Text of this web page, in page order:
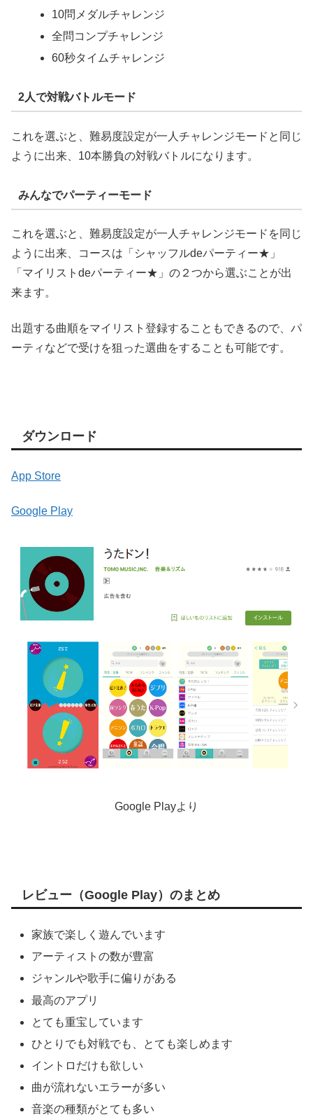
10問メダルチャレンジ
全問コンプチャレンジ
60秒タイムチャレンジ
2人で対戦バトルモード
これを選ぶと、難易度設定が一人チャレンジモードと同じ
ように出来、10本勝負の対戦バトルになります。
みんなでパーティーモード
これを選ぶと、難易度設定が一人チャレンジモードを同じ
ように出来、コースは「シャッフルdeパーティー★」
「マイリストdeパーティー★」の２つから選ぶことが出
来ます。
出題する曲順をマイリスト登録することもできるので、パ
ーティなどで受けを狙った選曲をすることも可能です。
ダウンロード
App Store
Google Play
Google Playより
レビュー（Google Play）のまとめ
家族で楽しく遊んでいます
アーティストの数が豊富
ジャンルや歌手に偏りがある
最高のアプリ
とても重宝しています
ひとりでも対戦でも、とても楽しめます
イントロだけも欲しい
曲が流れないエラーが多い
音楽の種類がとても多い